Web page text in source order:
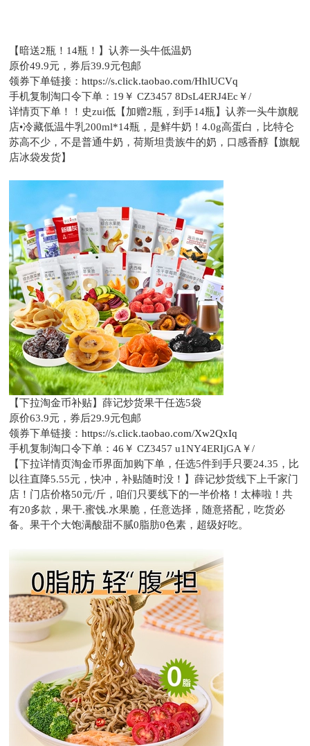
【暗送2瓶！14瓶！】认养一头牛低温奶
原价49.9元， 券后39.9元包邮
领券下单链接：https://s.click.taobao.com/HhlUCVq
手机复制淘口令下单： 19￥ CZ3457 8DsL4ERJ4Ec￥/
详情页下单！！史zui低【加赠2瓶，到手14瓶】认养一头牛旗舰
店•冷藏低温牛乳200ml*14瓶，是鲜牛奶！4.0g高蛋白，比特仑
苏高不少，不是普通牛奶，荷斯坦贵族牛的奶，口感香醇【旗舰
店冰袋发货】
【下拉淘金币补贴】薛记炒货果干任选5袋
原价63.9元， 券后29.9元包邮
领券下单链接：https://s.click.taobao.com/Xw2QxIq
手机复制淘口令下单：46￥ CZ3457 u1NY4ERIjGA￥/
【下拉详情页淘金币界面加购下单，任选5件到手只要24.35，比
以往直降5.55元，快冲，补贴随时没！】薛记炒货线下上千家门
店！门店价格50元/斤，咱们只要线下的一半价格！太棒啦！共
有20多款，果干.蜜饯.水果脆，任意选择，随意搭配，吃货必
备。果干个大饱满酸甜不腻0脂肪0色素，超级好吃。